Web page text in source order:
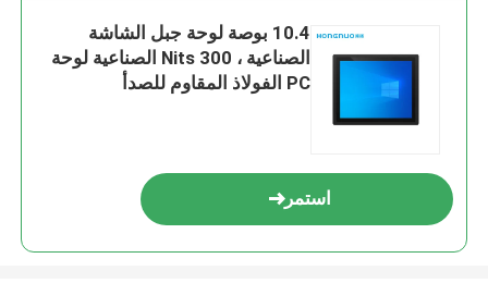
10.4 بوصة لوحة جبل الشاشة
الصناعية ، 300 Nits الصناعية لوحة
PC الفولاذ المقاوم للصدأ
استمر